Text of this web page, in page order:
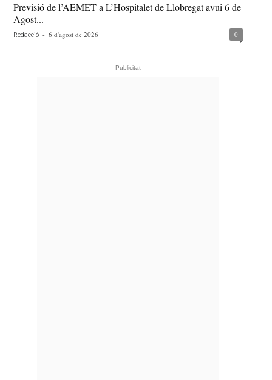
Previsió de l’AEMET a L’Hospitalet de Llobregat avui 6 de
Agost...
Redacció - 6 d'agost de 2026 0
- Publicitat -